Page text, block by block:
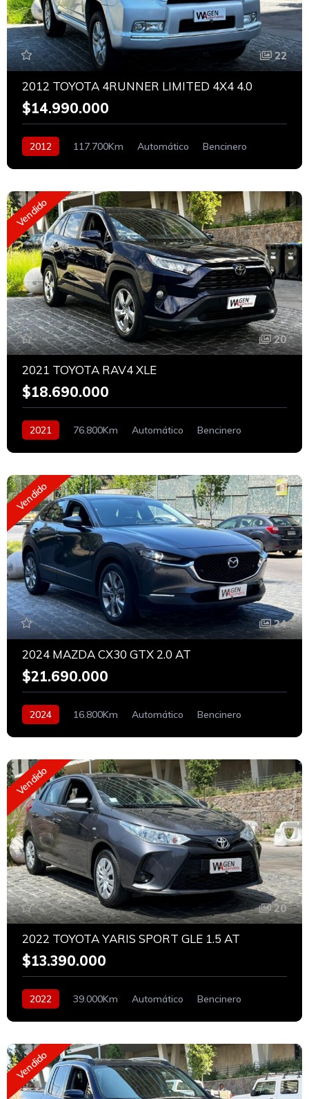
22
2012 TOYOTA 4RUNNER LIMITED 4X4 4.0
$14.990.000
2012 117.700Km Automático Bencinero
Vendido
20
2021 TOYOTA RAV4 XLE
$18.690.000
2021 76.800Km Automático Bencinero
Vendido
24
2024 MAZDA CX30 GTX 2.0 AT
$21.690.000
2024 16.800Km Automático Bencinero
Vendido
20
2022 TOYOTA YARIS SPORT GLE 1.5 AT
$13.390.000
2022 39.000Km Automático Bencinero
Vendido